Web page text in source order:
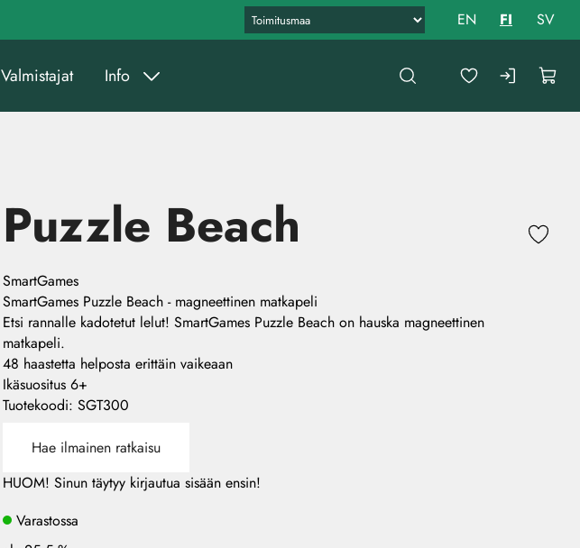
Valmistajat Info
EN FI SV
Puzzle Beach
SmartGames
SmartGames Puzzle Beach - magneettinen matkapeli
Etsi rannalle kadotetut lelut! SmartGames Puzzle Beach on hauska magneettinen
matkapeli.
48 haastetta helposta erittäin vaikeaan
Ikäsuositus 6+
Tuotekoodi: SGT300
Hae ilmainen ratkaisu
HUOM! Sinun täytyy kirjautua sisään ensin!
Varastossa